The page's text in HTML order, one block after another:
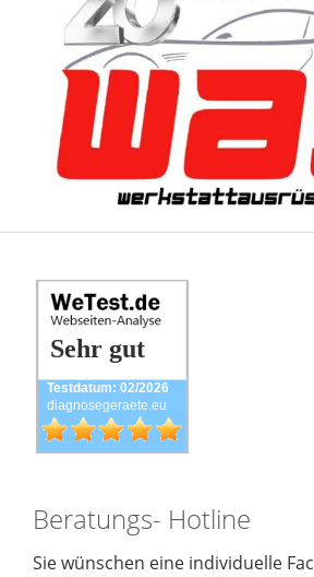
Sehr gut
Testdatum: 02/2026
diagnosegeraete.eu
Beratungs- Hotline
Sie wünschen eine individuelle